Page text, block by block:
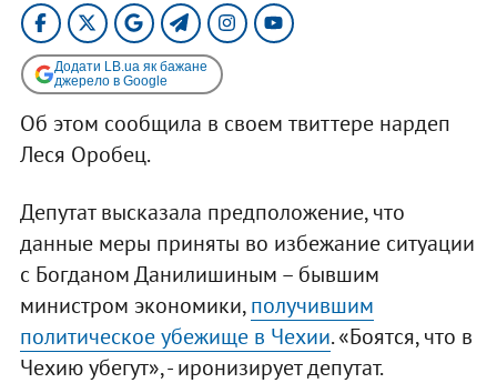
Додати LB.ua як бажане
джерело в Google
Об этом сообщила в своем твиттере нардеп
Леся Оробец.
Депутат высказала предположение, что
данные меры приняты во избежание ситуации
с Богданом Данилишиным – бывшим
министром экономики,получившим
политическое убежище в Чехии. «Боятся, что в
Чехию убегут», - иронизирует депутат.